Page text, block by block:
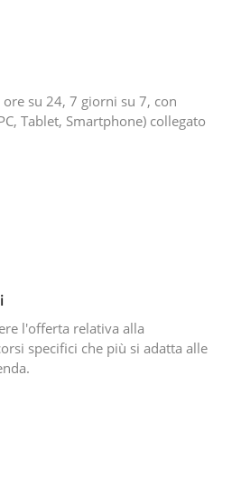
su 24, 7 giorni su 7, con
Tablet, Smartphone) collegato
l'offerta relativa alla
specifici che più si adatta alle